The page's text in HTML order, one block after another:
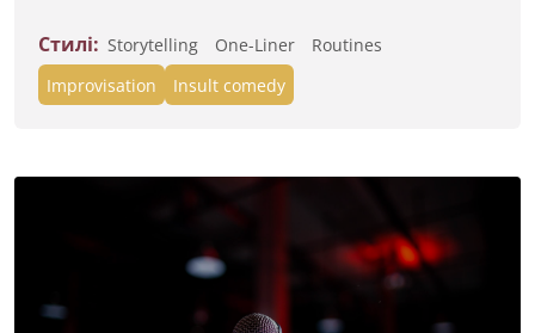
Стилі: Storytelling One-Liner
Routines
Improvisation
Insult comedy